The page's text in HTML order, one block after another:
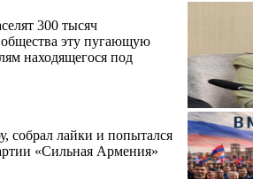
300 тысяч
эту пугающую
находящегося под
собрал лайки и попытался
«Сильная Армения»